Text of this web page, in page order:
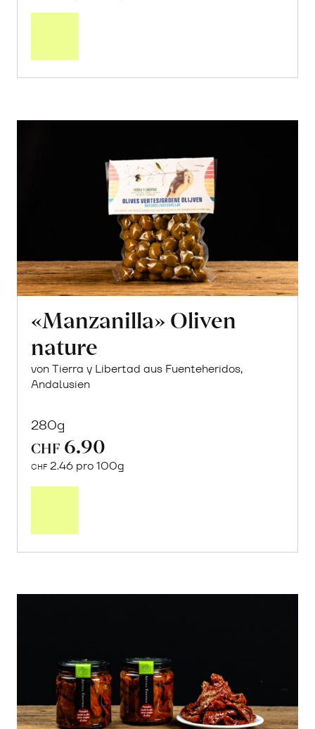
«Manzanilla» Oliven
nature
von Tierra y Libertad aus Fuenteheridos,
Andalusien
280g
CHF 6.90
CHF 2.46 pro 100g